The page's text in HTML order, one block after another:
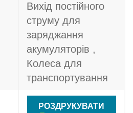
Вихід постійного
струму для
заряджання
акумуляторів ,
Колеса для
транспортування
РОЗДРУКУВАТИ